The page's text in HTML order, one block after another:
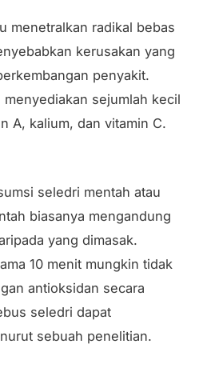
menetralkan radikal bebas
kerusakan yang
penyakit.
sejumlah kecil
A, kalium, dan vitamin C.
seledri mentah atau
biasanya mengandung
yang dimasak.
10 menit mungkin tidak
antioksidan secara
seledri dapat
sebuah penelitian.